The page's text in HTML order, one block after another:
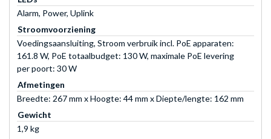
Alarm, Power, Uplink
Stroomvoorziening
Voedingsaansluiting, Stroom verbruik incl. PoE apparaten:
161.8 W, PoE totaalbudget: 130 W, maximale PoE levering
per poort: 30 W
Afmetingen
Breedte: 267 mm x Hoogte: 44 mm x Diepte/lengte: 162 mm
Gewicht
1,9 kg